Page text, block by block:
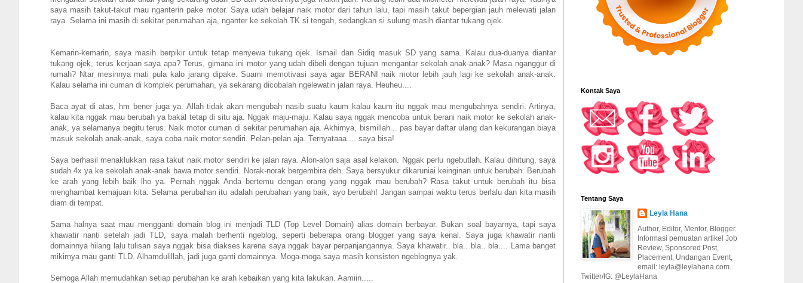
saya masih takut-takut mau nganterin pake motor. Saya udah belajar naik motor dari tahun lalu, tapi masih takut bepergian jauh melewati jalan
raya. Selama ini masih di sekitar perumahan aja, nganter ke sekolah TK si tengah, sedangkan si sulung masih diantar tukang ojek.
Kemarin-kemarin, saya masih berpikir untuk tetap menyewa tukang ojek. Ismail dan Sidiq masuk SD yang sama. Kalau dua-duanya diantar
tukang ojek, terus kerjaan saya apa? Terus, gimana ini motor yang udah dibeli dengan tujuan mengantar sekolah anak-anak? Masa nganggur di
rumah? Ntar mesinnya mati pula kalo jarang dipake. Suami memotivasi saya agar BERANI naik motor lebih jauh lagi ke sekolah anak-anak.
Kalau selama ini cuman di komplek perumahan, ya sekarang dicobalah ngelewatin jalan raya. Heuheu....
Baca ayat di atas, hm bener juga ya. Allah tidak akan mengubah nasib suatu kaum kalau kaum itu nggak mau mengubahnya sendiri. Artinya,
kalau kita nggak mau berubah ya bakal tetap di situ aja. Nggak maju-maju. Kalau saya nggak mencoba untuk berani naik motor ke sekolah anak-
anak, ya selamanya begitu terus. Naik motor cuman di sekitar perumahan aja. Akhirnya, bismillah... pas bayar daftar ulang dan kekurangan biaya
masuk sekolah anak-anak, saya coba naik motor sendiri. Pelan-pelan aja. Ternyataaa.... saya bisa!
Saya berhasil menaklukkan rasa takut naik motor sendiri ke jalan raya. Alon-alon saja asal kelakon. Nggak perlu ngebutlah. Kalau dihitung, saya
sudah 4x ya ke sekolah anak-anak bawa motor sendiri. Norak-norak bergembira deh. Saya bersyukur dikaruniai keinginan untuk berubah. Berubah
ke arah yang lebih baik lho ya. Pernah nggak Anda bertemu dengan orang yang nggak mau berubah? Rasa takut untuk berubah itu bisa
menghambat kemajuan kita. Selama perubahan itu adalah perubahan yang baik, ayo berubah! Jangan sampai waktu terus berlalu dan kita masih
diam di tempat.
Sama halnya saat mau mengganti domain blog ini menjadi TLD (Top Level Domain) alias domain berbayar. Bukan soal bayarnya, tapi saya
khawatir nanti setelah jadi TLD, saya malah berhenti ngeblog, seperti beberapa orang blogger yang saya kenal. Saya juga khawatir nanti
domainnya hilang lalu tulisan saya nggak bisa diakses karena saya nggak bayar perpanjangannya. Saya khawatir.. bla.. bla.. bla.... Lama banget
mikirnya mau ganti TLD. Alhamdulillah, jadi juga ganti domainnya. Moga-moga saya masih konsisten ngeblognya yak.
Semoga Allah memudahkan setiap perubahan ke arah kebaikan yang kita lakukan. Aamiin.....
Kontak Saya
Tentang Saya
Leyla Hana
Author, Editor, Mentor, Blogger.
Informasi pemuatan artikel Job
Review, Sponsored Post,
Placement, Undangan Event,
email: leyla@leylahana.com.
Twitter/IG: @LeylaHana